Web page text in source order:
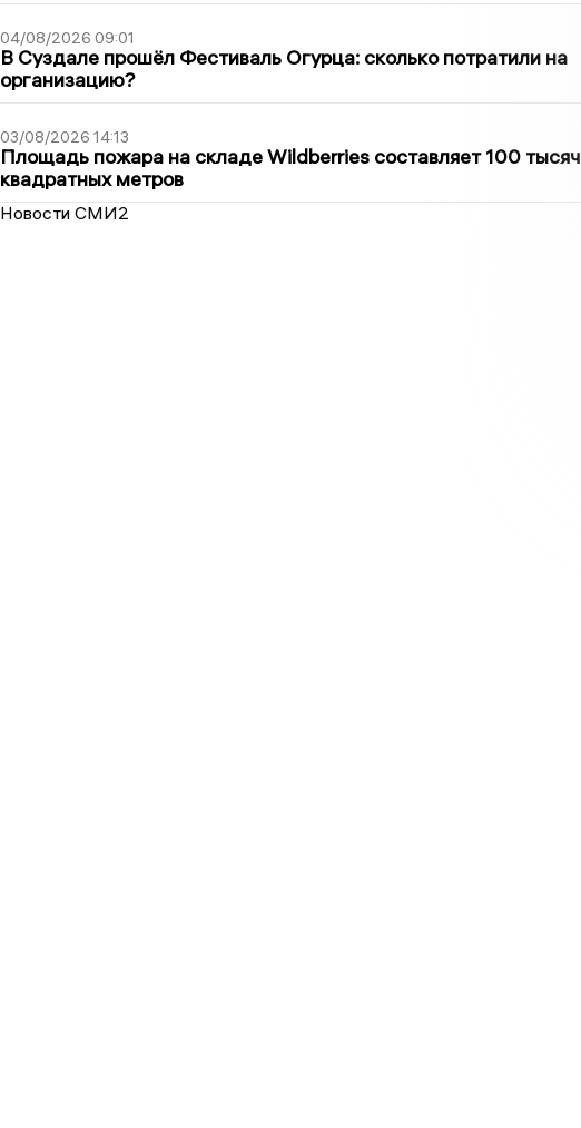
04/08/2026 09:01
В Суздале прошёл Фестиваль Огурца: сколько потратили на
организацию?
03/08/2026 14:13
Площадь пожара на складе Wildberries составляет 100 тысяч
квадратных метров
Новости СМИ2